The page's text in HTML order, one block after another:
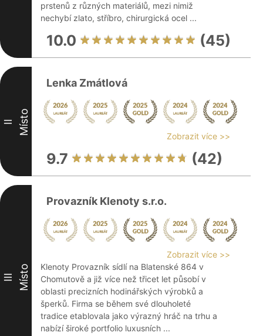
prstenů z různých materiálů, mezi nimiž
nechybí zlato, stříbro, chirurgická ocel ...
10.0 (45)
II Místo
Lenka Zmátlová
Zobrazit více >>
9.7 (42)
III Místo
Provazník Klenoty s.r.o.
Zobrazit více >>
Klenoty Provazník sídlí na Blatenské 864 v
Chomutově a již více než třicet let působí v
oblasti precizních hodinářských výrobků a
šperků. Firma se během své dlouholeté
tradice etablovala jako výrazný hráč na trhu a
nabízí široké portfolio luxusních ...